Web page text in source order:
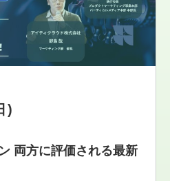
)
両方に評価される最新